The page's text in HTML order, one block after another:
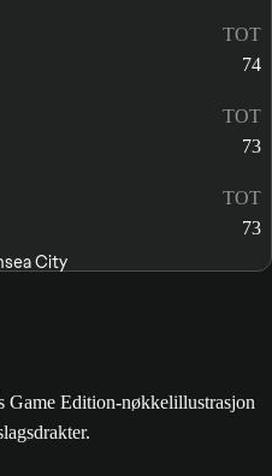
TOT
74
TOT
73
TOT
73
City